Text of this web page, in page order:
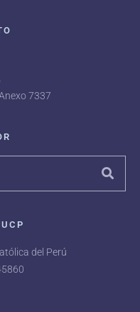
7337
del Perú